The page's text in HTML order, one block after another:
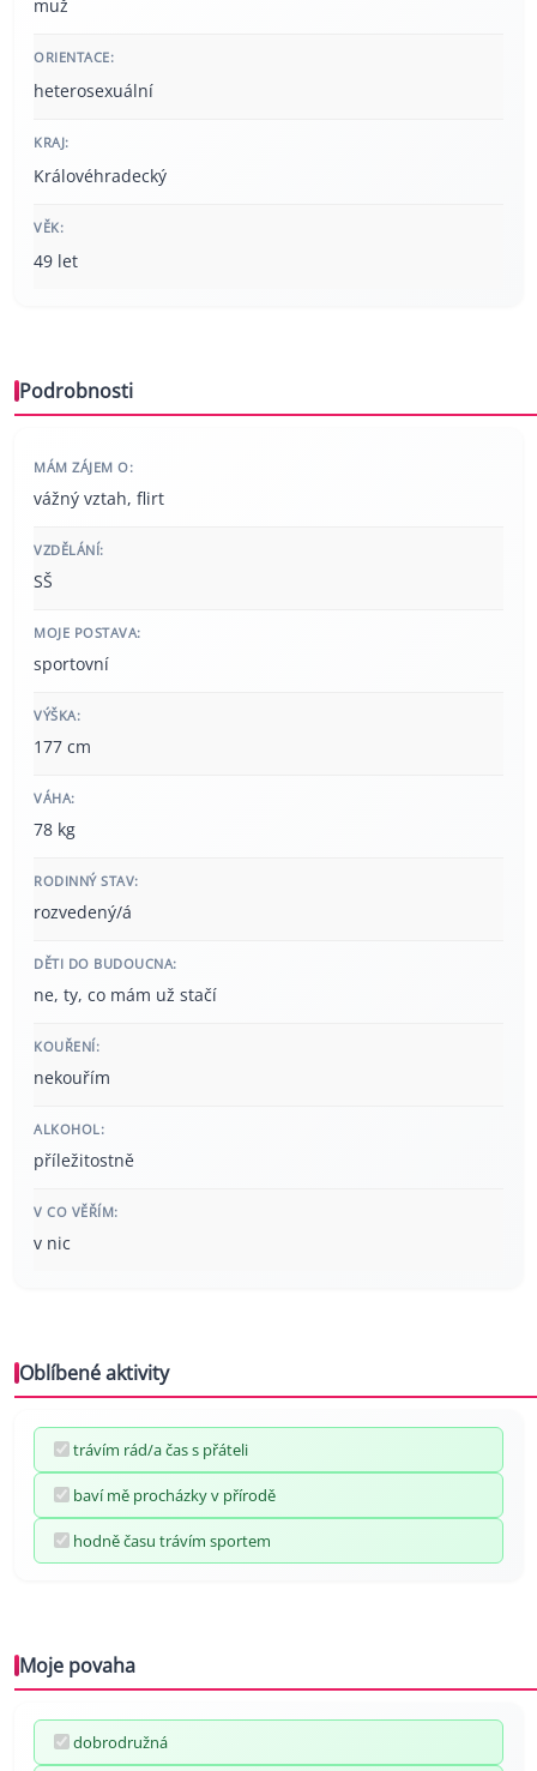
muž
ORIENTACE:
heterosexuální
KRAJ:
Královéhradecký
VĚK:
49 let
Podrobnosti
MÁM ZÁJEM O:
vážný vztah, flirt
VZDĚLÁNÍ:
SŠ
MOJE POSTAVA:
sportovní
VÝŠKA:
177 cm
VÁHA:
78 kg
RODINNÝ STAV:
rozvedený/á
DĚTI DO BUDOUCNA:
ne, ty, co mám už stačí
KOUŘENÍ:
nekouřím
ALKOHOL:
příležitostně
V CO VĚŘÍM:
v nic
Oblíbené aktivity
trávím rád/a čas s přáteli
baví mě procházky v přírodě
hodně času trávím sportem
Moje povaha
dobrodružná